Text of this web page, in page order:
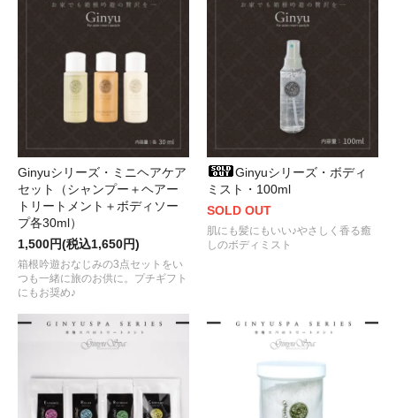
Ginyuシリーズ・ミニヘアケア
セット（シャンプー＋ヘアー
トリートメント＋ボディソー
プ各30ml）
1,500円(税込1,650円)
箱根吟遊おなじみの3点セットをい
つも一緒に旅のお供に。プチギフト
にもお奨め♪
Ginyuシリーズ・ボディ
ミスト・100ml
SOLD OUT
肌にも髪にもいい♪やさしく香る癒
しのボディミスト